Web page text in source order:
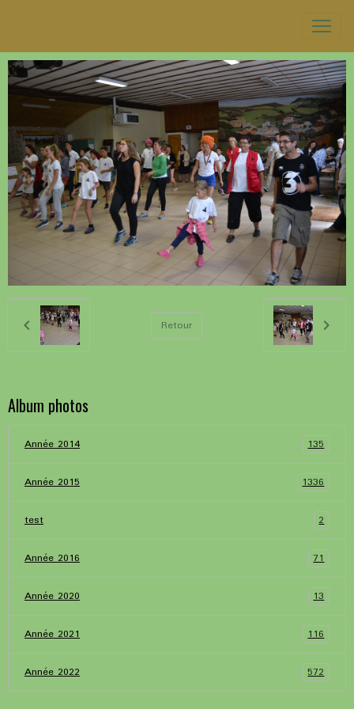
Retour
Album photos
Année 2014 135
Année 2015 1336
test 2
Année 2016 71
Année 2020 13
Année 2021 116
Année 2022 572